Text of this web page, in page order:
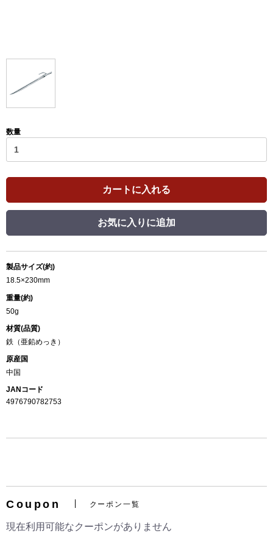
数量
カートに入れる
お気に入りに追加
製品サイズ(約)
18.5×230mm
重量(約)
50g
材質(品質)
鉄（亜鉛めっき）
原産国
中国
JANコード
4976790782753
Coupon クーポン一覧
現在利用可能なクーポンがありません